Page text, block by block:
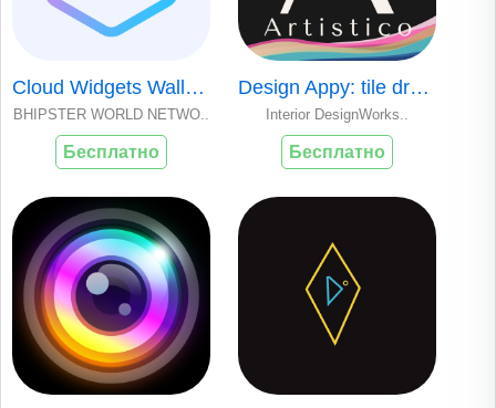
Cloud Widgets Wallpapers Shop
BHIPSTER WORLD NETWO..
Бесплатно
Design Appy: tile drawing
Interior DesignWorks..
Бесплатно